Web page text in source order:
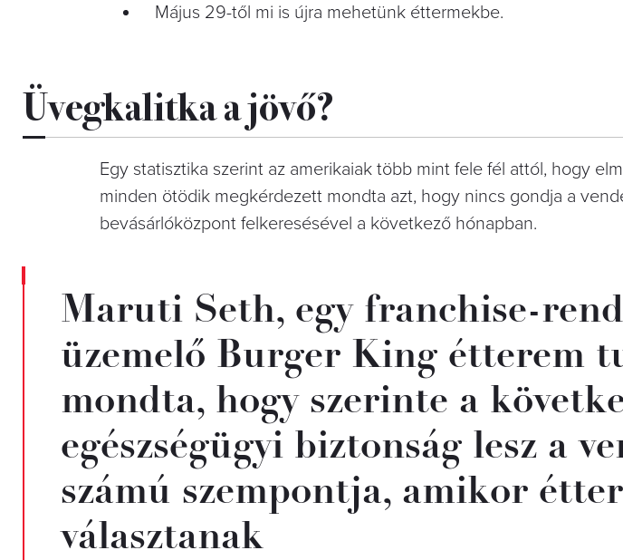
Május 29-től mi is újra mehetünk éttermekbe.
Üvegkalitka a jövő?
Egy statisztika szerint az amerikaiak több mint fele fél attól, hogy
minden ötödik megkérdezett mondta azt, hogy nincs gondja a
bevásárlóközpont felkeresésével a következő hónapban.
Maruti Seth, egy franchise-
üzemelő Burger King étterem
mondta, hogy szerinte a
egészségügyi biztonság lesz a
számú szempontja, amikor
választanak